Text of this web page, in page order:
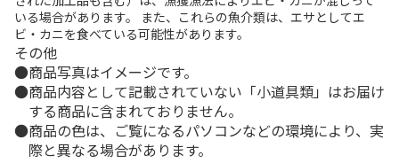
いる場合があります。 また、これらの魚介類は、エサとしてエ
ビ・カニを食べている可能性があります。
その他
商品写真はイメージです。
商品内容として記載されていない「小道具類」はお届け
する商品に含まれておりません。
商品の色は、ご覧になるパソコンなどの環境により、実
際と異なる場合があります。